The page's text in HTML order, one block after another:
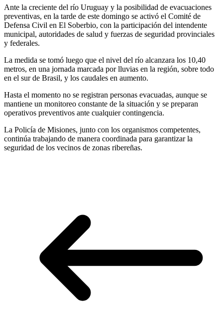
Ante la creciente del río Uruguay y la posibilidad de evacuaciones
preventivas, en la tarde de este domingo se activó el Comité de
Defensa Civil en El Soberbio, con la participación del intendente
municipal, autoridades de salud y fuerzas de seguridad provinciales
y federales.
La medida se tomó luego que el nivel del río alcanzara los 10,40
metros, en una jornada marcada por lluvias en la región, sobre todo
en el sur de Brasil, y los caudales en aumento.
Hasta el momento no se registran personas evacuadas, aunque se
mantiene un monitoreo constante de la situación y se preparan
operativos preventivos ante cualquier contingencia.
La Policía de Misiones, junto con los organismos competentes,
continúa trabajando de manera coordinada para garantizar la
seguridad de los vecinos de zonas ribereñas.